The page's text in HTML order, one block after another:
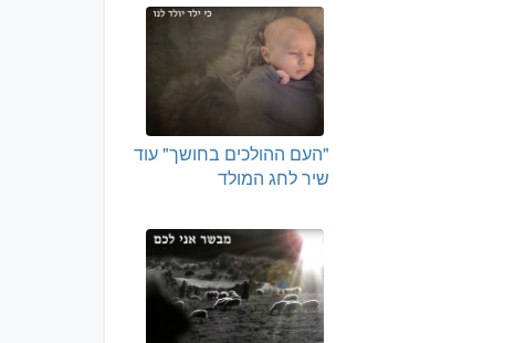
"העם ההולכים בחושך" עוד
שיר לחג המולד